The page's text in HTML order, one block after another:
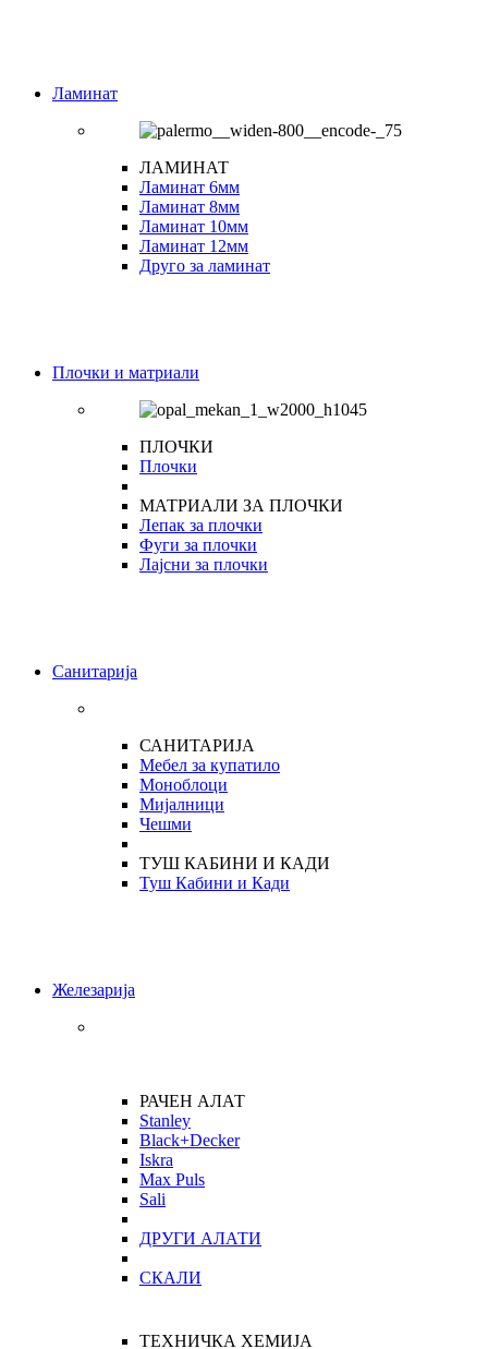
Ламинат
ЛАМИНАТ
Ламинат 6мм
Ламинат 8мм
Ламинат 10мм
Ламинат 12мм
Друго за ламинат
Плочки и матриали
ПЛОЧКИ
Плочки
МАТРИАЛИ ЗА ПЛОЧКИ
Лепак за плочки
Фуги за плочки
Лајсни за плочки
Санитарија
САНИТАРИЈА
Мебел за купатило
Моноблоци
Мијалници
Чешми
ТУШ КАБИНИ И КАДИ
Туш Кабини и Кади
Железарија
РАЧЕН АЛАТ
Stanley
Black+Decker
Iskra
Max Puls
Sali
ДРУГИ АЛАТИ
СКАЛИ
ТЕХНИЧКА ХЕМИЈА